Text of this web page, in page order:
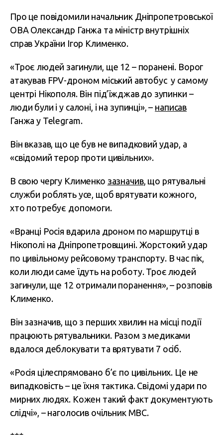
Про це повідомили начальник Дніпропетровської
ОВА Олександр Ганжа та міністр внутрішніх
справ України Ігор Клименко.
«Троє людей загинули, ще 12 – поранені. Ворог
атакував FPV-дроном міський автобус у самому
центрі Нікополя. Він під’їжджав до зупинки –
люди були і у салоні, і на зупинці», – написав
Ганжа у Telegram.
Він вказав, що це був не випадковий удар, а
«свідомий терор проти цивільних».
В свою чергу Клименко зазначив, що рятувальні
служби роблять усе, щоб врятувати кожного,
хто потребує допомоги.
«Вранці Росія вдарила дроном по маршрутці в
Нікополі на Дніпропетровщині. Жорстокий удар
по цивільному рейсовому транспорту. В час пік,
коли люди саме їдуть на роботу. Троє людей
загинули, ще 12 отримали поранення», – розповів
Клименко.
Він зазначив, що з перших хвилин на місці події
працюють рятувальники. Разом з медиками
вдалося деблокувати та врятувати 7 осіб.
«Росія цілеспрямовано б’є по цивільних. Це не
випадковість – це їхня тактика. Свідомі удари по
мирних людях. Кожен такий факт документують
слідчі», – наголосив очільник МВС.